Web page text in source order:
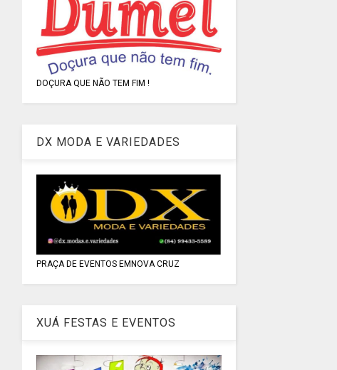
DOÇURA QUE NÃO TEM FIM !
DX MODA E VARIEDADES
PRAÇA DE EVENTOS EMNOVA CRUZ
XUÁ FESTAS E EVENTOS